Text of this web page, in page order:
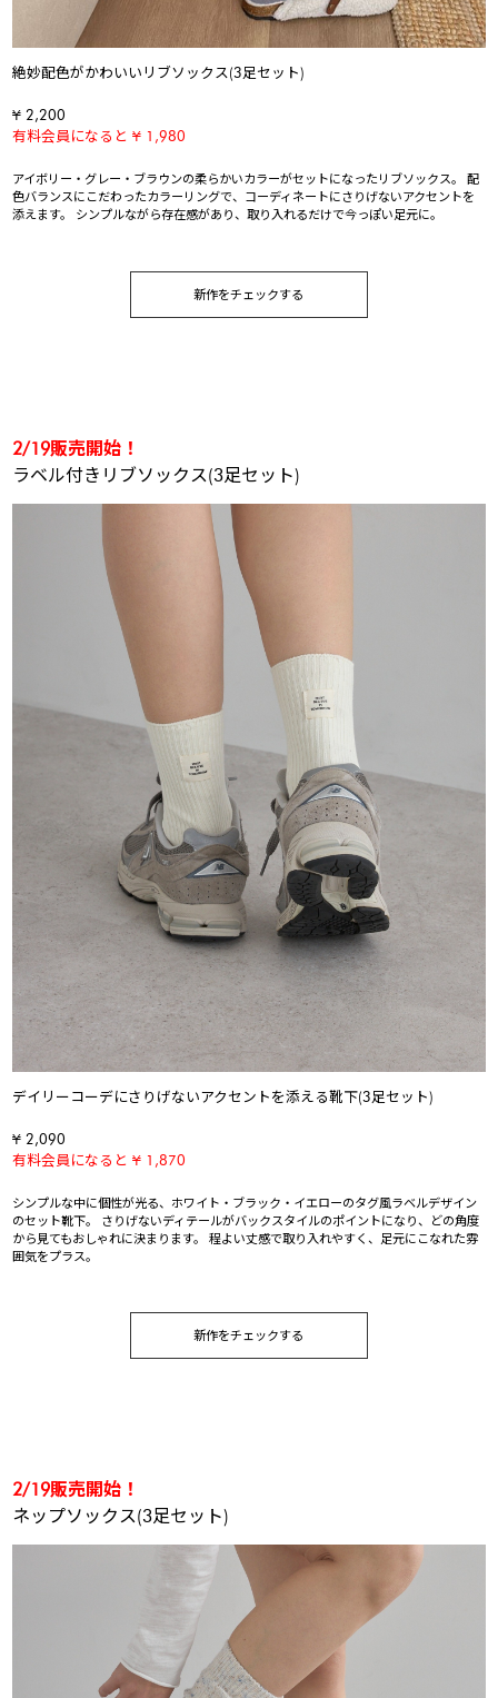
絶妙配色がかわいいリブソックス(3足セット)
¥ 2,200
有料会員になると ¥ 1,980
アイボリー・グレー・ブラウンの柔らかいカラーがセットになったリブソックス。 配
色バランスにこだわったカラーリングで、コーディネートにさりげないアクセントを
添えます。 シンプルながら存在感があり、取り入れるだけで今っぽい足元に。
新作をチェックする
2/19販売開始！
ラベル付きリブソックス(3足セット)
デイリーコーデにさりげないアクセントを添える靴下(3足セット)
¥ 2,090
有料会員になると ¥ 1,870
シンプルな中に個性が光る、ホワイト・ブラック・イエローのタグ風ラベルデザイン
のセット靴下。 さりげないディテールがバックスタイルのポイントになり、どの角度
から見てもおしゃれに決まります。 程よい丈感で取り入れやすく、足元にこなれた雰
囲気をプラス。
新作をチェックする
2/19販売開始！
ネップソックス(3足セット)